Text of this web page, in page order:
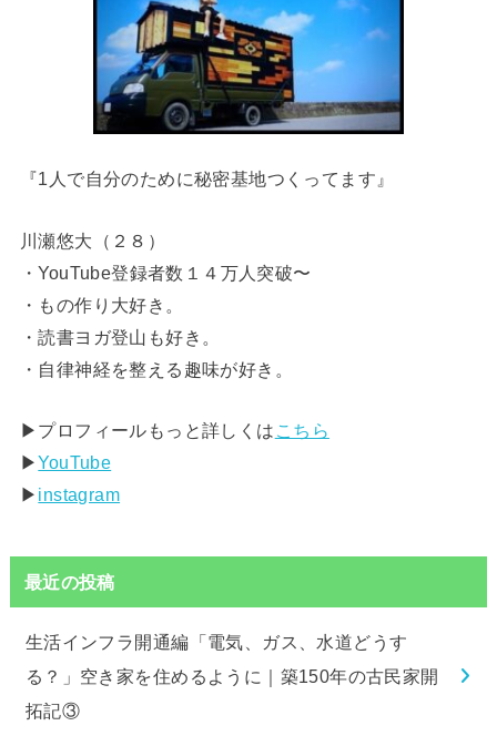
『1人で自分のために秘密基地つくってます』
川瀬悠大（２８）
・YouTube登録者数１４万人突破〜
・もの作り大好き。
・読書ヨガ登山も好き。
・自律神経を整える趣味が好き。
▶︎プロフィールもっと詳しくは こちら
▶︎YouTube
▶︎ instagram
最近の投稿
生活インフラ開通編「電気、ガス、水道どうす
る？」空き家を住めるように｜築150年の古民家開
拓記③